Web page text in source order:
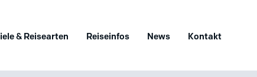
& Reisearten Reiseinfos News Kontakt